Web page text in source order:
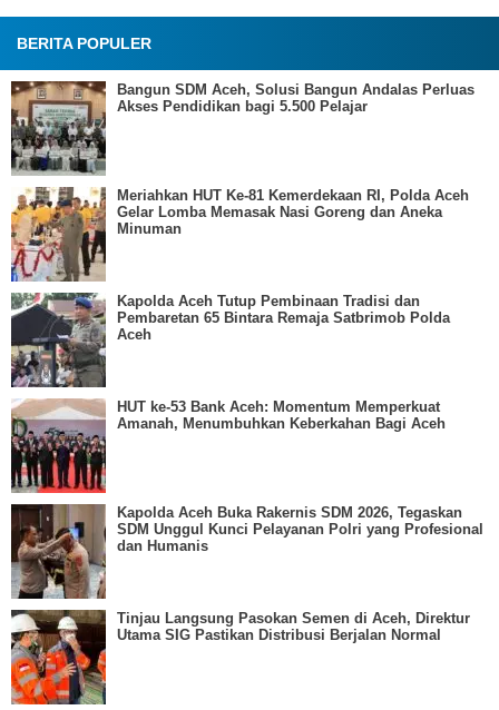
BERITA POPULER
Bangun SDM Aceh, Solusi Bangun Andalas Perluas
Akses Pendidikan bagi 5.500 Pelajar
Meriahkan HUT Ke-81 Kemerdekaan RI, Polda Aceh
Gelar Lomba Memasak Nasi Goreng dan Aneka
Minuman
Kapolda Aceh Tutup Pembinaan Tradisi dan
Pembaretan 65 Bintara Remaja Satbrimob Polda
Aceh
HUT ke-53 Bank Aceh: Momentum Memperkuat
Amanah, Menumbuhkan Keberkahan Bagi Aceh
Kapolda Aceh Buka Rakernis SDM 2026, Tegaskan
SDM Unggul Kunci Pelayanan Polri yang Profesional
dan Humanis
Tinjau Langsung Pasokan Semen di Aceh, Direktur
Utama SIG Pastikan Distribusi Berjalan Normal